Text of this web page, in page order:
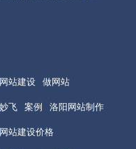
站建设 做网站
妙飞 案例
洛阳网站制作
网站建设价格